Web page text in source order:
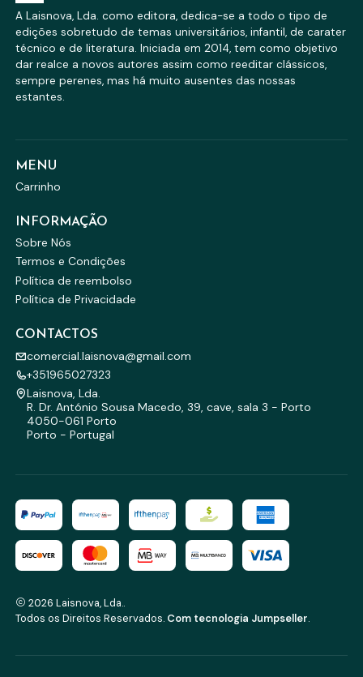
A Laisnova, Lda. como editora, dedica-se a todo o tipo de
edições sobretudo de temas universitários, infantil, de carater
técnico e de literatura. Iniciada em 2014, tem como objetivo
dar realce a novos autores assim como reeditar clássicos,
sempre perenes, mas há muito ausentes das nossas
estantes.
MENU
Carrinho
INFORMAÇÃO
Sobre Nós
Termos e Condições
Política de reembolso
Política de Privacidade
CONTACTOS
comercial.laisnova@gmail.com
+351965027323
Laisnova, Lda.
R. Dr. António Sousa Macedo, 39, cave, sala 3 - Porto
4050-061 Porto
Porto - Portugal
2026 Laisnova, Lda..
Todos os Direitos Reservados. Com tecnologia Jumpseller.